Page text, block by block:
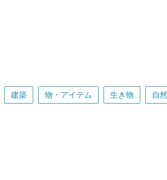
建築 物・アイテム 生き物 自然